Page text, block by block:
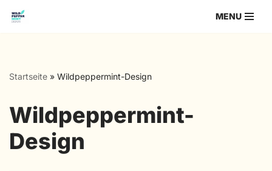
MENU
Startseite » Wildpeppermint-Design
Wildpeppermint-
Design